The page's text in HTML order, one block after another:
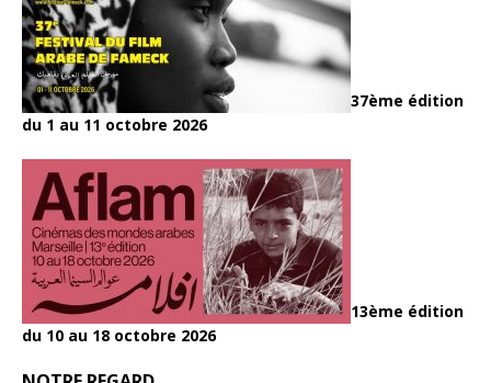
37ème édition
du 1 au 11 octobre 2026
13ème édition
du 10 au 18 octobre 2026